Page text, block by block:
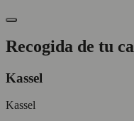
Recogida de tu
Kassel
Kassel